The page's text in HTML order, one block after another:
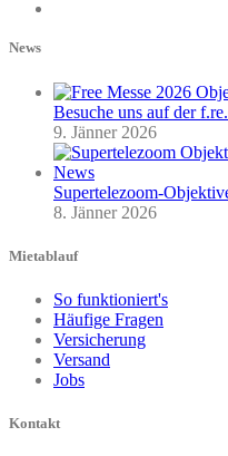
News
Besuche uns auf der
9. Jänner 2026
Supertelezoom-
8. Jänner 2026
Mietablauf
So funktioniert's
Häufige Fragen
Versicherung
Versand
Jobs
Kontakt